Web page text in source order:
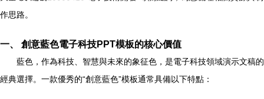
作思路。
一、 創意藍色電子科技PPT模板的核心價值
藍色，作為科技、智慧與未來的象征色，是電子科技領域演示文稿的
經典選擇。一款優秀的“創意藍色”模板通常具備以下特點：